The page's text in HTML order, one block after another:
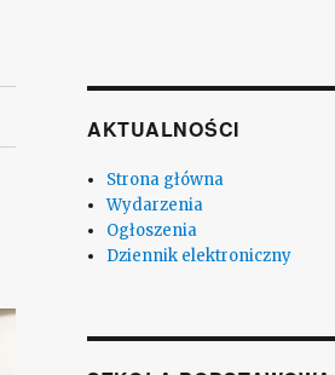
AKTUALNOŚCI
Strona główna
Wydarzenia
Ogłoszenia
Dziennik elektroniczny